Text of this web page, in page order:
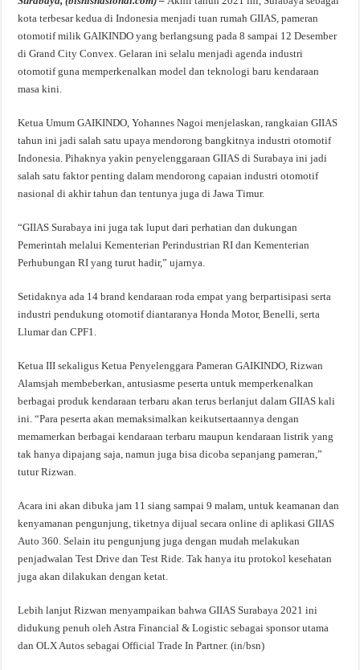
kota terbesar kedua di Indonesia menjadi tuan rumah GIIAS, pameran
otomotif milik GAIKINDO yang berlangsung pada 8 sampai 12 Desember
di Grand City Convex. Gelaran ini selalu menjadi agenda industri
otomotif guna memperkenalkan model dan teknologi baru kendaraan
masa kini.
Ketua Umum GAIKINDO, Yohannes Nagoi menjelaskan, rangkaian GIIAS
tahun ini jadi salah satu upaya mendorong bangkitnya industri otomotif
Indonesia. Pihaknya yakin penyelenggaraan GIIAS di Surabaya ini jadi
salah satu faktor penting dalam mendorong capaian industri otomotif
nasional di akhir tahun dan tentunya juga di Jawa Timur.
“GIIAS Surabaya ini juga tak luput dari perhatian dan dukungan
Pemerintah melalui Kementerian Perindustrian RI dan Kementerian
Perhubungan RI yang turut hadir,” ujarnya.
Setidaknya ada 14 brand kendaraan roda empat yang berpartisipasi serta
industri pendukung otomotif diantaranya Honda Motor, Benelli, serta
Llumar dan CPF1.
Ketua III sekaligus Ketua Penyelenggara Pameran GAIKINDO, Rizwan
Alamsjah membeberkan, antusiasme peserta untuk memperkenalkan
berbagai produk kendaraan terbaru akan terus berlanjut dalam GIIAS kali
ini. “Para peserta akan memaksimalkan keikutsertaannya dengan
memamerkan berbagai kendaraan terbaru maupun kendaraan listrik yang
tak hanya dipajang saja, namun juga bisa dicoba sepanjang pameran,”
tutur Rizwan.
Acara ini akan dibuka jam 11 siang sampai 9 malam, untuk keamanan dan
kenyamanan pengunjung, tiketnya dijual secara online di aplikasi GIIAS
Auto 360. Selain itu pengunjung juga dengan mudah melakukan
penjadwalan Test Drive dan Test Ride. Tak hanya itu protokol kesehatan
juga akan dilakukan dengan ketat.
Lebih lanjut Rizwan menyampaikan bahwa GIIAS Surabaya 2021 ini
didukung penuh oleh Astra Financial & Logistic sebagai sponsor utama
dan OLX Autos sebagai Official Trade In Partner. (in/bsn)